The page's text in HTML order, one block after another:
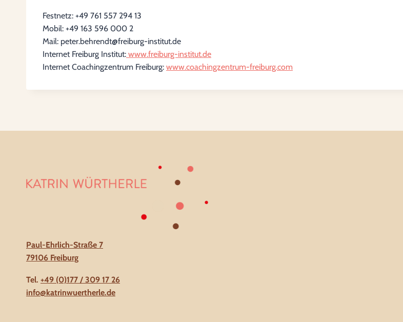
Festnetz: +49 761 557 294 13
Mobil: +49 163 596 000 2
Mail: peter.behrendt@freiburg-institut.de
Internet Freiburg Institut: www.freiburg-institut.de
Internet Coachingzentrum Freiburg: www.coachingzentrum-freiburg.com
Paul-Ehrlich-Straße 7
79106 Freiburg
Tel. +49 (0)177 / 309 17 26
info@katrinwuertherle.de